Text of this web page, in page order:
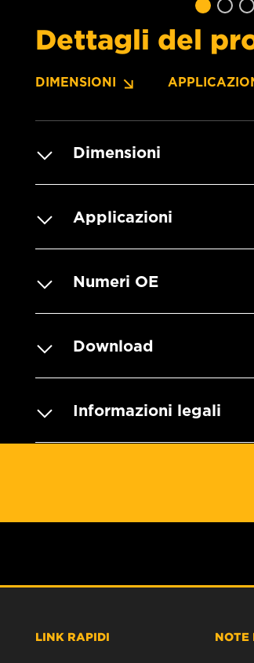
Dettagli del
DIMENSIONI
Dimensioni
Applicazioni
Numeri OE
Download
Informazioni legali
LINK RAPIDI NOTE